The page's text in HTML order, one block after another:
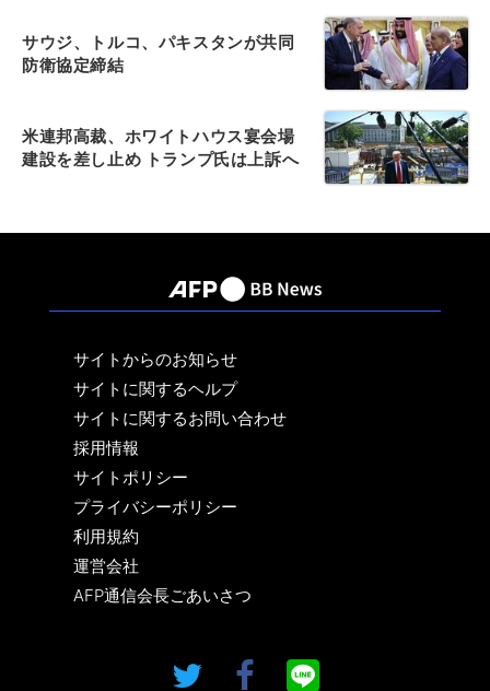
サウジ、トルコ、パキスタンが共同
防衛協定締結
米連邦高裁、ホワイトハウス宴会場
建設を差し止め トランプ氏は上訴へ
サイトからのお知らせ
サイトに関するヘルプ
サイトに関するお問い合わせ
採用情報
サイトポリシー
プライバシーポリシー
利用規約
運営会社
AFP通信会長ごあいさつ